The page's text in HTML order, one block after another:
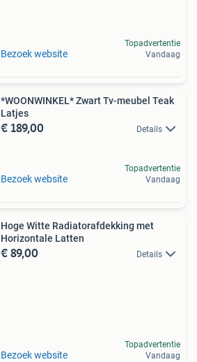
Bezoek website
Topadvertentie
Vandaag
*WOONWINKEL* Zwart Tv-meubel Teak
Latjes
€ 189,00 Details
Bezoek website
Topadvertentie
Vandaag
Hoge Witte Radiatorafdekking met
Horizontale Latten
€ 89,00 Details
Bezoek website
Topadvertentie
Vandaag